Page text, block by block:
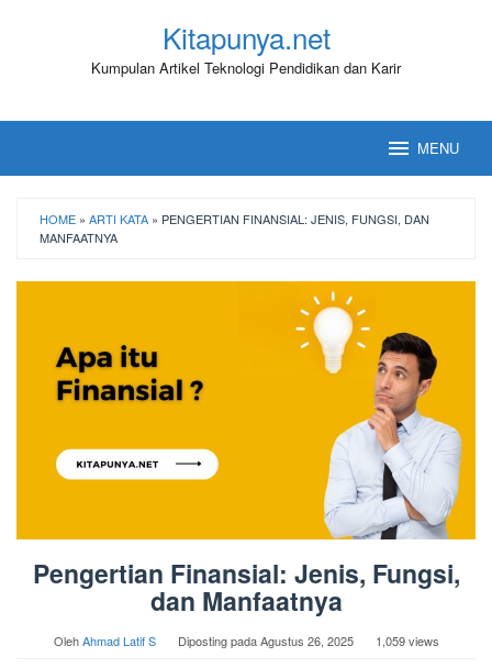
Kitapunya.net
Kumpulan Artikel Teknologi Pendidikan dan Karir
MENU
HOME » ARTI KATA » PENGERTIAN FINANSIAL: JENIS, FUNGSI, DAN
MANFAATNYA
Pengertian Finansial: Jenis, Fungsi,
dan Manfaatnya
OlehAhmad Latif S Diposting padaAgustus 26, 2025 1,059 views